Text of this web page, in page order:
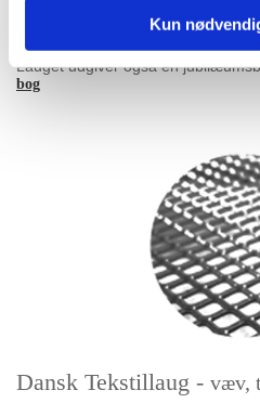
Kun
og efterfølgende online i
kurrateres til en evighedskalender
Lauget udgiver også en
bog
Dansk Tekstillaug - væv,